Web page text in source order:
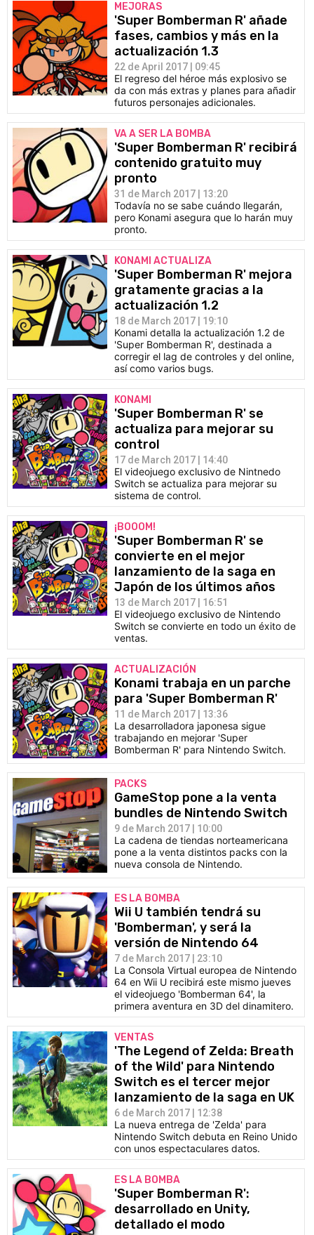
MEJORAS
'Super Bomberman R' añade
fases, cambios y más en la
actualización 1.3
22 de April 2017 | 09:45
El regreso del héroe más explosivo se
da con más extras y planes para añadir
futuros personajes adicionales.
VA A SER LA BOMBA
'Super Bomberman R' recibirá
contenido gratuito muy
pronto
31 de March 2017 | 13:20
Todavía no se sabe cuándo llegarán,
pero Konami asegura que lo harán muy
pronto.
KONAMI ACTUALIZA
'Super Bomberman R' mejora
gratamente gracias a la
actualización 1.2
18 de March 2017 | 19:10
Konami detalla la actualización 1.2 de
'Super Bomberman R', destinada a
corregir el lag de controles y del online,
así como varios bugs.
KONAMI
'Super Bomberman R' se
actualiza para mejorar su
control
17 de March 2017 | 14:40
El videojuego exclusivo de Nintnedo
Switch se actualiza para mejorar su
sistema de control.
¡BOOOM!
'Super Bomberman R' se
convierte en el mejor
lanzamiento de la saga en
Japón de los últimos años
13 de March 2017 | 16:51
El videojuego exclusivo de Nintendo
Switch se convierte en todo un éxito de
ventas.
ACTUALIZACIÓN
Konami trabaja en un parche
para 'Super Bomberman R'
11 de March 2017 | 13:36
La desarrolladora japonesa sigue
trabajando en mejorar 'Super
Bomberman R' para Nintendo Switch.
PACKS
GameStop pone a la venta
bundles de Nintendo Switch
9 de March 2017 | 10:00
La cadena de tiendas norteamericana
pone a la venta distintos packs con la
nueva consola de Nintendo.
ES LA BOMBA
Wii U también tendrá su
'Bomberman', y será la
versión de Nintendo 64
7 de March 2017 | 23:10
La Consola Virtual europea de Nintendo
64 en Wii U recibirá este mismo jueves
el videojuego 'Bomberman 64', la
primera aventura en 3D del dinamitero.
VENTAS
'The Legend of Zelda: Breath
of the Wild' para Nintendo
Switch es el tercer mejor
lanzamiento de la saga en UK
6 de March 2017 | 12:38
La nueva entrega de 'Zelda' para
Nintendo Switch debuta en Reino Unido
con unos espectaculares datos.
ES LA BOMBA
'Super Bomberman R':
desarrollado en Unity,
detallado el modo